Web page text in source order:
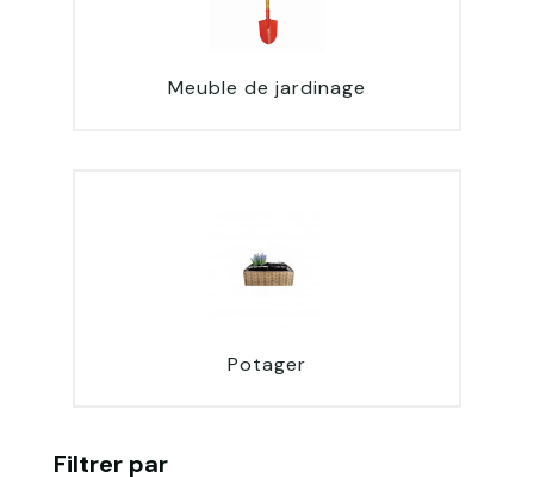
Meuble de jardinage
Potager
Filtrer par